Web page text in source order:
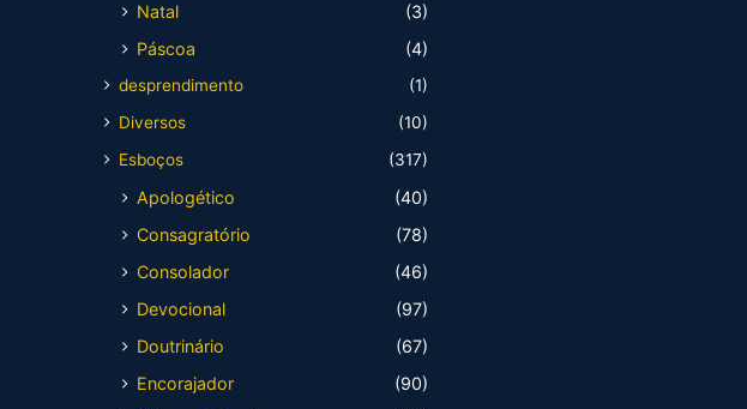
Natal
(3)
Páscoa
(4)
desprendimento
(1)
Diversos
(10)
Esboços
(317)
Apologético
(40)
Consagratório
(78)
Consolador
(46)
Devocional
(97)
Doutrinário
(67)
Encorajador
(90)